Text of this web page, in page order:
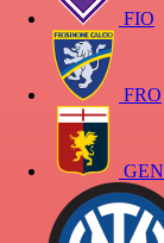
FIO
FRO
GEN